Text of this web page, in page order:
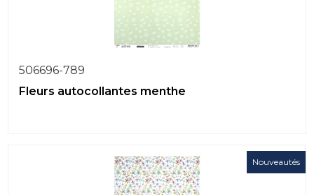
506696-789
Fleurs autocollantes menthe
Nouveautés